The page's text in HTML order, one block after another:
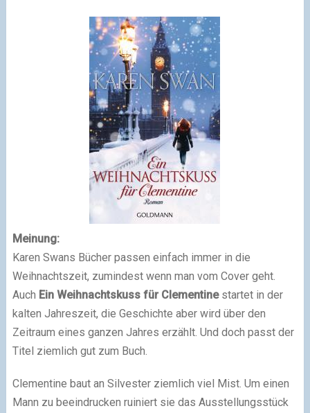
Meinung:
Karen Swans Bücher passen einfach immer in die
Weihnachtszeit, zumindest wenn man vom Cover geht.
Auch Ein Weihnachtskuss für Clementinestartet in der
kalten Jahreszeit, die Geschichte aber wird über den
Zeitraum eines ganzen Jahres erzählt. Und doch passt der
Titel ziemlich gut zum Buch.
Clementine baut an Silvester ziemlich viel Mist. Um einen
Mann zu beeindrucken ruiniert sie das Ausstellungsstück